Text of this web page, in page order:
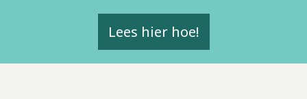
Lees hier hoe!